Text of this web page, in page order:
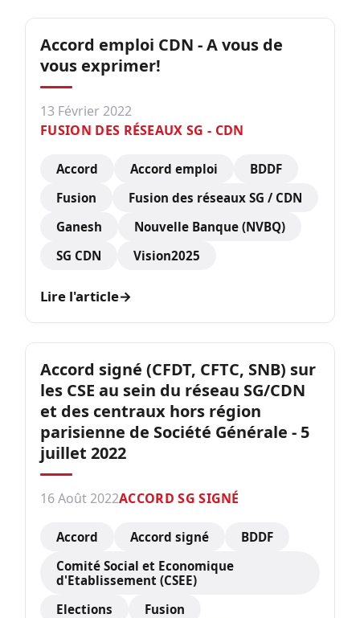
Accord emploi CDN - A vous de
vous exprimer!
13 Février 2022
FUSION DES RÉSEAUX SG - CDN
Accord Accord emploi
BDDF
Fusion
Fusion des réseaux SG / CDN
Ganesh
Nouvelle Banque (NVBQ)
SG CDN
Vision2025
Lire l'article→
Accord signé (CFDT, CFTC, SNB) sur
les CSE au sein du réseau SG/CDN
et des centraux hors région
parisienne de Société Générale - 5
juillet 2022
16 Août 2022ACCORD SG SIGNÉ
Accord Accord signé
BDDF
Comité Social et Economique
d'Etablissement (CSEE)
Elections
Fusion